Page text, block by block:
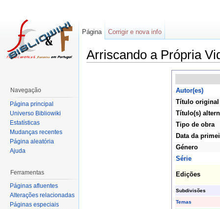
Arriscando a Própria
Autor(es)
Título original
Título(s)
Tipo de obra
Data da
Género
Série
Edições
Subdivisões
Temas
Página Corrigir e nova info
Navegação
Página principal
Universo Bibliowiki
Estatísticas
Mudanças recentes
Página aleatória
Ajuda
Ferramentas
Páginas afluentes
Alterações relacionadas
Páginas especiais